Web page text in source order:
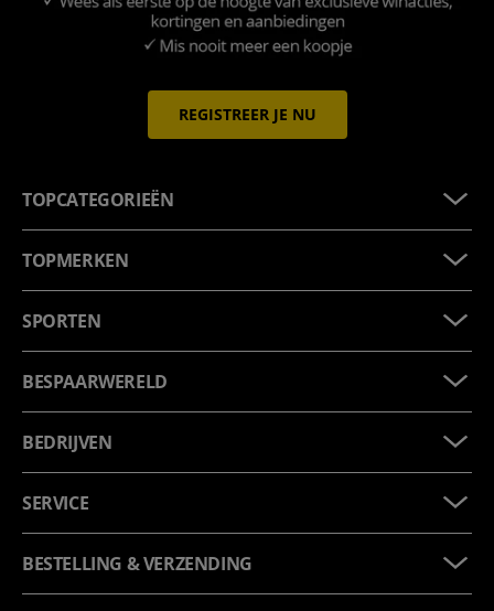
REGISTREER JE NU
TOPCATEGORIEËN
TOPMERKEN
SPORTEN
BESPAARWERELD
BEDRIJVEN
SERVICE
BESTELLING & VERZENDING